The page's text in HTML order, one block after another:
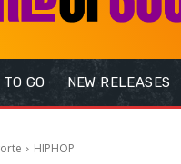
GO NEW RELEASES
HIPHOP